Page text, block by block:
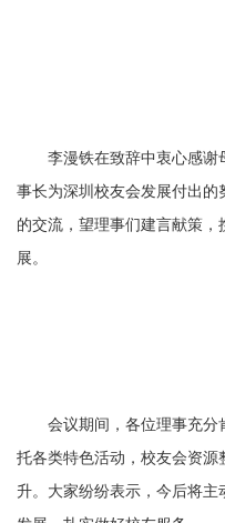
李漫铁在致辞中衷心感谢
事长为深圳校友会发展付出
的交流，望理事们建言献策
展。
会议期间，各位理事充分
托各类特色活动，校友会资
升。大家纷纷表示，今后将